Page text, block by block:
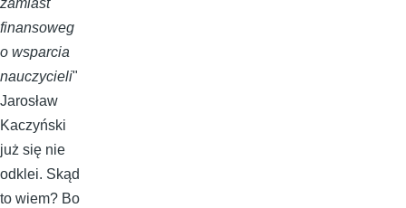
zamiast
finansoweg
o wsparcia
nauczycieli"
Jarosław
Kaczyński
już się nie
odklei. Skąd
to wiem? Bo